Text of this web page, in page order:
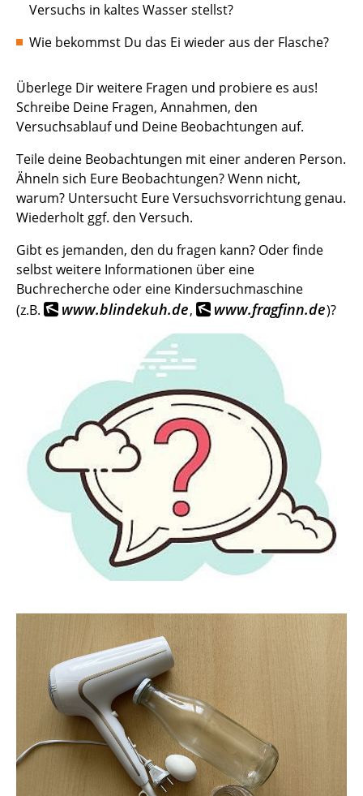
Versuchs in kaltes Wasser stellst?
Wie bekommst Du das Ei wieder aus der Flasche?
Überlege Dir weitere Fragen und probiere es aus!
Schreibe Deine Fragen, Annahmen, den
Versuchsablauf und Deine Beobachtungen auf.
Teile deine Beobachtungen mit einer anderen Person.
Ähneln sich Eure Beobachtungen? Wenn nicht,
warum? Untersucht Eure Versuchsvorrichtung genau.
Wiederholt ggf. den Versuch.
Gibt es jemanden, den du fragen kann? Oder finde
selbst weitere Informationen über eine
Buchrecherche oder eine Kindersuchmaschine
(z.B.
www.blindekuh.de, www.fragfinn.de)?